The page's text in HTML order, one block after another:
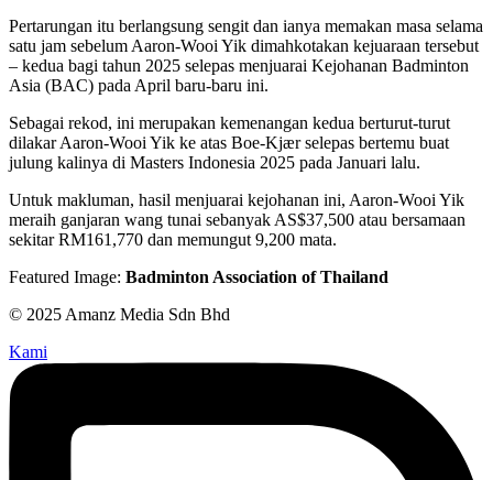
Pertarungan itu berlangsung sengit dan ianya memakan masa selama
satu jam sebelum Aaron-Wooi Yik dimahkotakan kejuaraan tersebut
– kedua bagi tahun 2025 selepas menjuarai Kejohanan Badminton
Asia (BAC) pada April baru-baru ini.
Sebagai rekod, ini merupakan kemenangan kedua berturut-turut
dilakar Aaron-Wooi Yik ke atas Boe-Kjær selepas bertemu buat
julung kalinya di Masters Indonesia 2025 pada Januari lalu.
Untuk makluman, hasil menjuarai kejohanan ini, Aaron-Wooi Yik
meraih ganjaran wang tunai sebanyak AS$37,500 atau bersamaan
sekitar RM161,770 dan memungut 9,200 mata.
Featured Image: Badminton Association of Thailand
© 2025 Amanz Media Sdn Bhd
Kami